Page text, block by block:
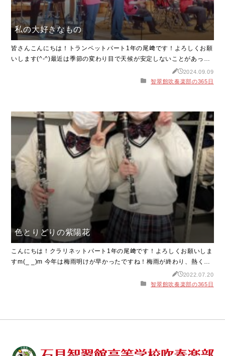
私の大好きなもの
皆さんこんにちは！トランペットパート1年の尾﨑です！よろしくお願
いします(^-^)最近は季節の変わり目で天候が安定しないことがあった
りして、気分が下がってしまうことがありますよね...季節の変わり目
で体調が崩れやすい時期なので、体調管理をしっかりして元気に過ご
日々で下がった気
2024.09.09
智翠館吹奏楽部の365日
色とりどりの紫陽花
こんにちは！クラリネットパート1年の尾﨑です！よろしくお願いしま
すm(_ _)m 今年は梅雨明けが早かったですね！梅雨が終わり、熱くな
りましたが皆様は元気にお過ごしでしょうか？熱中症対策やコロナウ
イルス感染症の対策を引き続きしていきましょう！ さて、私の家では
2022.07.20
智翠館吹奏楽部の365日